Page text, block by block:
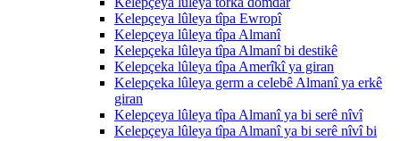
Kelepçeya lûleya tîpa Ewropî
Kelepçeya lûleya tîpa Almanî
Kelepçeka lûleya tîpa Almanî bi destikê
Kelepçeka lûleya tîpa Amerîkî ya giran
Kelepçeka lûleya germ a celebê Almanî ya erkê
giran
Kelepçeya lûleya tîpa Almanî ya bi serê nîvî
Kelepçeya lûleya tîpa Almanî ya bi serê nîvî bi